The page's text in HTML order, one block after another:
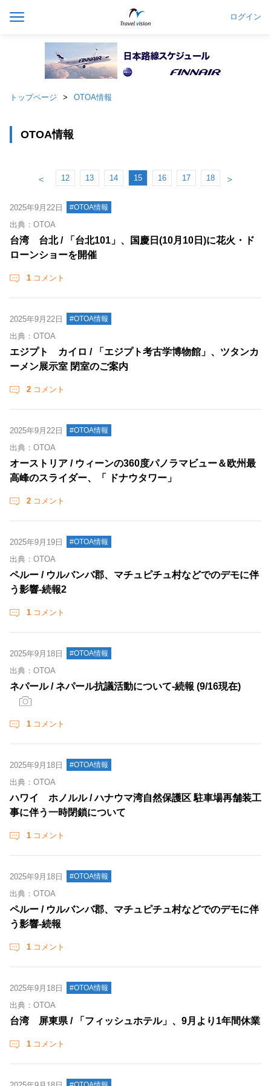
ログイン
トップページ OTOA情報
OTOA情報
＜ 12 13 14 15 16 17 18 ＞
2025年9月22日 #OTOA情報
出典：OTOA
台湾 台北 / 「台北101」、国慶日(10月10日)に花火・ド
ローンショーを開催
1 コメント
2025年9月22日 #OTOA情報
出典：OTOA
エジプト カイロ / 「エジプト考古学博物館」、ツタンカ
ーメン展示室 閉室のご案内
2 コメント
2025年9月22日 #OTOA情報
出典：OTOA
オーストリア / ウィーンの360度パノラマビュー＆欧州最
高峰のスライダー、「 ドナウタワー」
2 コメント
2025年9月19日 #OTOA情報
出典：OTOA
ペルー / ウルバンバ郡、マチュピチュ村などでのデモに伴
う影響‐続報2
1 コメント
2025年9月18日 #OTOA情報
出典：OTOA
ネパール / ネパール抗議活動について‐続報 (9/16現在)
1 コメント
2025年9月18日 #OTOA情報
出典：OTOA
ハワイ ホノルル / ハナウマ湾自然保護区 駐車場再舗装工
事に伴う一時閉鎖について
1 コメント
2025年9月18日 #OTOA情報
出典：OTOA
ペルー / ウルバンバ郡、マチュピチュ村などでのデモに伴
う影響‐続報
1 コメント
2025年9月18日 #OTOA情報
出典：OTOA
台湾 屏東県 / 「フィッシュホテル」、9月より1年間休業
1 コメント